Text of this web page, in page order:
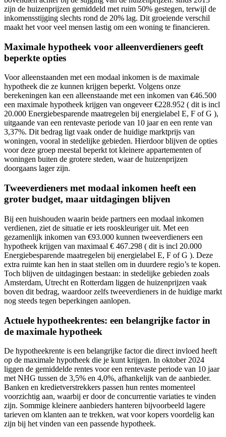
zijn de huizenprijzen gemiddeld met ruim 50% gestegen, terwijl de
inkomensstijging slechts rond de 20% lag. Dit groeiende verschil
maakt het voor veel mensen lastig om een woning te financieren.
Maximale hypotheek voor alleenverdieners geeft
beperkte opties
Voor alleenstaanden met een modaal inkomen is de maximale
hypotheek die ze kunnen krijgen beperkt. Volgens onze
berekeningen kan een alleenstaande met een inkomen van €46.500
een maximale hypotheek krijgen van ongeveer €228.952 ( dit is incl
20.000 Energiebesparende maatregelen bij energielabel E, F of G ),
uitgaande van een rentevaste periode van 10 jaar en een rente van
3,37%. Dit bedrag ligt vaak onder de huidige marktprijs van
woningen, vooral in stedelijke gebieden. Hierdoor blijven de opties
voor deze groep meestal beperkt tot kleinere appartementen of
woningen buiten de grotere steden, waar de huizenprijzen
doorgaans lager zijn.
Tweeverdieners met modaal inkomen heeft een
groter budget, maar uitdagingen blijven
Bij een huishouden waarin beide partners een modaal inkomen
verdienen, ziet de situatie er iets rooskleuriger uit. Met een
gezamenlijk inkomen van €93.000 kunnen tweeverdieners een
hypotheek krijgen van maximaal € 467.298 ( dit is incl 20.000
Energiebesparende maatregelen bij energielabel E, F of G ). Deze
extra ruimte kan hen in staat stellen om in duurdere regio’s te kopen.
Toch blijven de uitdagingen bestaan: in stedelijke gebieden zoals
Amsterdam, Utrecht en Rotterdam liggen de huizenprijzen vaak
boven dit bedrag, waardoor zelfs tweeverdieners in de huidige markt
nog steeds tegen beperkingen aanlopen.
Actuele hypotheekrentes: een belangrijke factor in
de maximale hypotheek
De hypotheekrente is een belangrijke factor die direct invloed heeft
op de maximale hypotheek die je kunt krijgen. In oktober 2024
liggen de gemiddelde rentes voor een rentevaste periode van 10 jaar
met NHG tussen de 3,5% en 4,0%, afhankelijk van de aanbieder.
Banken en kredietverstrekkers passen hun rentes momenteel
voorzichtig aan, waarbij er door de concurrentie variaties te vinden
zijn. Sommige kleinere aanbieders hanteren bijvoorbeeld lagere
tarieven om klanten aan te trekken, wat voor kopers voordelig kan
zijn bij het vinden van een passende hypotheek.